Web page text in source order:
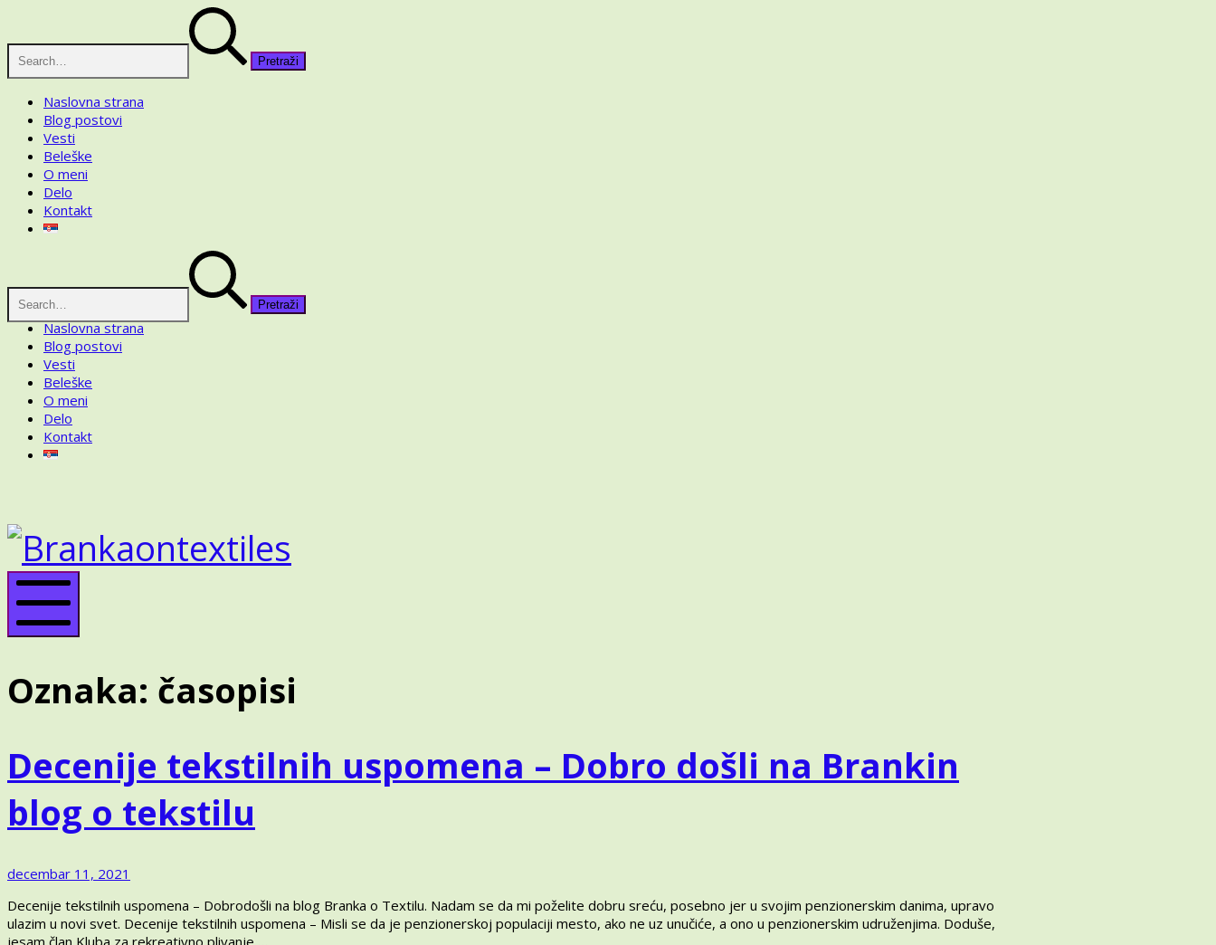
content
Naslovna strana
Blog postovi
Vesti
Beleške
O meni
Delo
Kontakt
Naslovna strana
Blog postovi
Vesti
Beleške
O meni
Delo
Kontakt
ON
TEXTILES
Mobile
Oznaka: časopisi
Decenije tekstilnih uspomena – Dobro došli na Brankin
blog o tekstilu
decembar 11, 2021
2025
Decenije tekstilnih uspomena – Dobrodošli na blog Branka o Textilu. Nadam se da mi poželite dobru sreću, posebno jer u svojim penzionerskim danima, upravo
ulazim u novi svet. Decenije tekstilnih uspomena – Misli se da je penzionerskoj populaciji mesto, ako ne uz unučiće, a ono u penzionerskim udruženjima. Doduše,
jesam član Kluba za rekreativno plivanje …